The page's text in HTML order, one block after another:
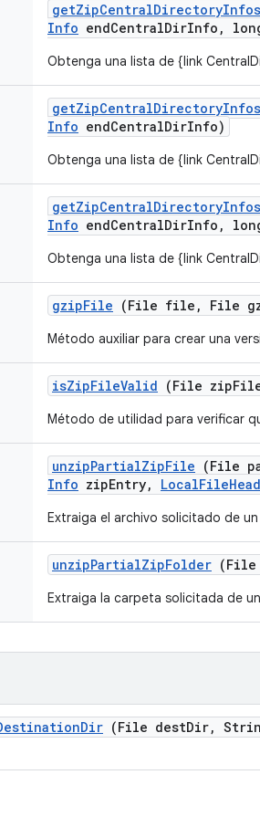
getZipCentralDirectoryInfos
Info endCentralDirInfo ,
Obtenga una lista de {link
getZipCentralDirectoryInfos
Info endCentralDirInfo)
Obtenga una lista de {link
getZipCentralDirectoryInfos
Info endCentralDirInfo ,
Obtenga una lista de {link
gzipFile (File file , File
Método auxiliar para crear una
isZipFileValid (File zip
Método de utilidad para verificar
unzipPartialZipFile (File
Info zipEntry, LocalFile
Extraiga el archivo solicitado de
unzipPartialZipFolder (File
Extraiga la carpeta solicitada de
Dir (File destDir,